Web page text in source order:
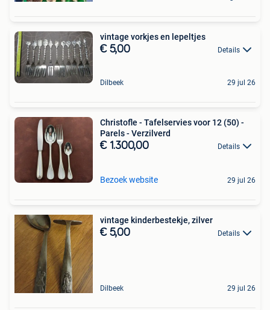
vintage vorkjes en lepeltjes
€ 5,00 Details
Dilbeek 29 jul 26
Christofle - Tafelservies voor 12 (50) -
Parels - Verzilverd
€ 1.300,00 Details
Bezoek website 29 jul 26
vintage kinderbestekje, zilver
€ 5,00 Details
Dilbeek 29 jul 26